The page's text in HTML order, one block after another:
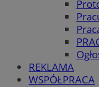
REKLAMA
WSPÓŁPRACA